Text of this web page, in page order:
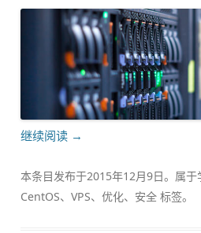
继续阅读 →
本条目发布于2015年12月9日。属于
CentOS、VPS、优化、 安全 标签。